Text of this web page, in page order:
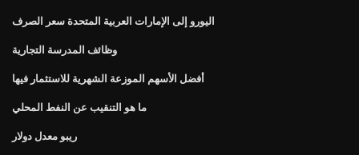
اليورو إلى الإمارات العربية المتحدة سعر الصرف
وظائف المدرسة التجارية
أفضل الأسهم الموزعة الشهرية للاستثمار فيها
ما هو التنقيب عن النفط المحلي
ريبو معدل دولار